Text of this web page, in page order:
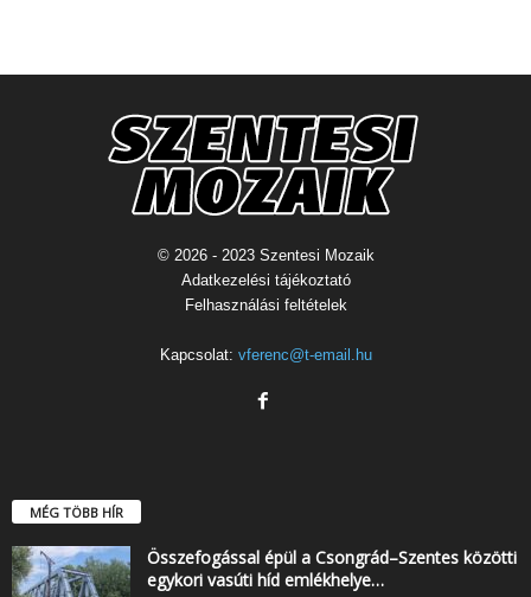
© 2026 - 2023 Szentesi Mozaik
Adatkezelési tájékoztató
Felhasználási feltételek
Kapcsolat: vferenc@t-email.hu
MÉG TÖBB HÍR
Összefogással épül a Csongrád–Szentes közötti
egykori vasúti híd emlékhelye…